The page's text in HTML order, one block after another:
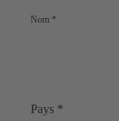
Nom *
Pays *